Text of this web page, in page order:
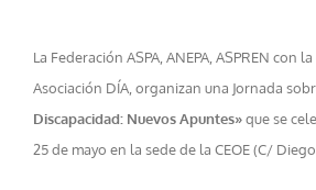
La Federación ASPA, ANEPA, ASPREN con
Asociación DÍA, organizan una Jornada
Discapacidad: Nuevos Apuntes»que se
25 de mayo en la sede de la CEOE (C/